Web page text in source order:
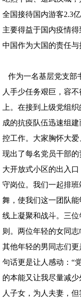
全国接待国内游客2.3
主要得益于国内疫情
中国作为大国的责任与
作为一名基层党支部
人手少任务艰巨，容
上。在接到上级党组
成的抗疫队伍迅速组
控工作。大家胸怀大
现出了每名党员干部
大开放式小区的出入
守岗位。我们一起排
舞，使我们这一团队
线上凝聚和战斗。三
则。两位年轻的女同
其他年轻的男同志们
句话更是让人感动：“
的本能又让我尽量减
人子女，为人夫妻，